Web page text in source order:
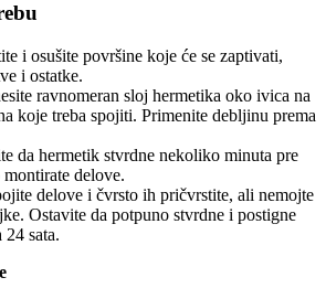
i osušite površine koje će se zaptivati,
i ostatke.
ravnomeran sloj hermetika oko ivica na
koje treba spojiti. Primenite debljinu prema
da hermetik stvrdne nekoliko minuta pre
delove.
delove i čvrsto ih pričvrstite, ali nemojte
Ostavite da potpuno stvrdne i postigne
24 sata.